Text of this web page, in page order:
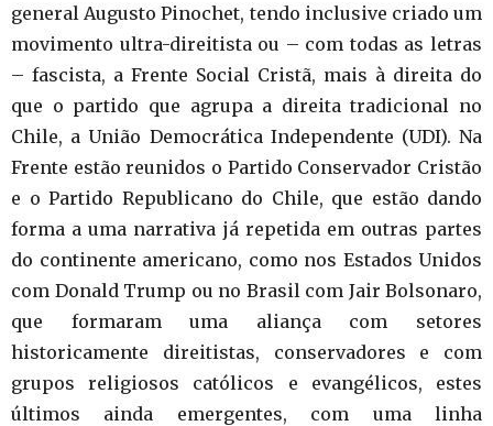
general Augusto Pinochet, tendo inclusive criado um
movimento ultra-direitista ou – com todas as letras
– fascista, a Frente Social Cristã, mais à direita do
que o partido que agrupa a direita tradicional no
Chile, a União Democrática Independente (UDI). Na
Frente estão reunidos o Partido Conservador Cristão
e o Partido Republicano do Chile, que estão dando
forma a uma narrativa já repetida em outras partes
do continente americano, como nos Estados Unidos
com Donald Trump ou no Brasil com Jair Bolsonaro,
que formaram uma aliança com setores
historicamente direitistas, conservadores e com
grupos religiosos católicos e evangélicos, estes
últimos ainda emergentes, com uma linha